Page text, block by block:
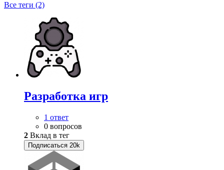
Все теги (2)
Разработка игр
1 ответ
0 вопросов
2 Вклад в тег
Подписаться 20k